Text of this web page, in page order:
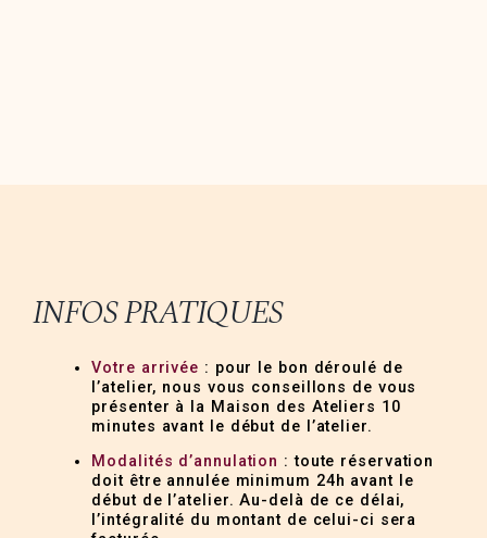
INFOS PRATIQUES
Votre arrivée : pour le bon déroulé de
l’atelier, nous vous conseillons de vous
présenter à la Maison des Ateliers 10
minutes avant le début de l’atelier.
Modalités d’annulation : toute réservation
doit être annulée minimum 24h avant le
début de l’atelier. Au-delà de ce délai,
l’intégralité du montant de celui-ci sera